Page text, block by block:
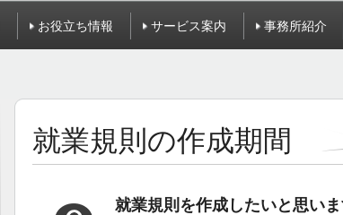
お役立ち情報 サービス案内 事務所紹介
就業規則の作成期間
就業規則を作成したいと思いま